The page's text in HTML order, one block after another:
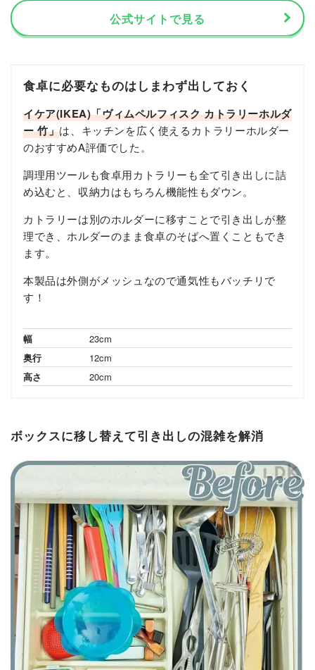
公式サイトで見る
食卓に必要なものはしまわず出しておく
イケア(IKEA)「ヴィムペルフィスク カトラリーホルダ
ー 竹」は、キッチンを広く使えるカトラリーホルダー
のおすすめA評価でした。
調理用ツールも食卓用カトラリーも全て引き出しに詰
め込むと、収納力はもちろん機能性もダウン。
カトラリーは別のホルダーに移すことで引き出しが整
理でき、ホルダーのまま食卓のそばへ置くこともでき
ます。
本製品は外側がメッシュなので通気性もバッチリで
す！
幅
23cm
奥行
12cm
高さ
20cm
ボックスに移し替えて引き出しの混雑を解消